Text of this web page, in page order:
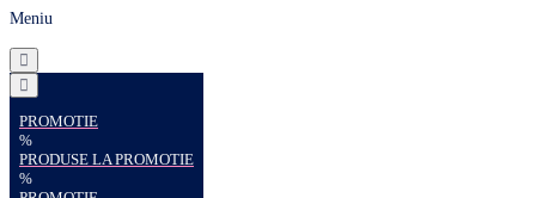
Meniu
PROMOTIE
%
PRODUSE LA PROMOTIE
%